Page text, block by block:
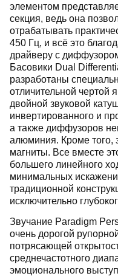
элементом
секция, ведь она
отрабатывать
450 Гц, и всё это
драйверу с
Басовики Dual
разработаны
отличительной чертой
двойной звуковой
инвертированного и
а также диффузоров
алюминия. Кроме того,
магниты. Все вместе
большего линейного
минимальных
традиционной
исключительно
Звучание Paradigm
очень дорогой
потрясающей
среднечастотного
эмоционального